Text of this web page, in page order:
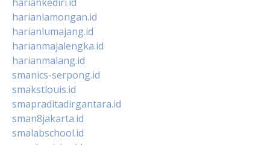
harianlamongan.id
harianlumajang.id
harianmajalengka.id
harianmalang.id
smanics-serpong.id
smakstlouis.id
smapraditadirgantara.id
sman8jakarta.id
smalabschool.id